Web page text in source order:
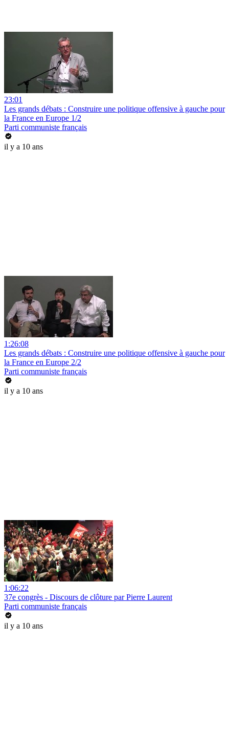
23:01
Les grands débats : Construire une politique offensive à gauche pour
la France en Europe 1/2
Parti communiste français
il y a 10 ans
1:26:08
Les grands débats : Construire une politique offensive à gauche pour
la France en Europe 2/2
Parti communiste français
il y a 10 ans
1:06:22
37e congrès - Discours de clôture par Pierre Laurent
Parti communiste français
il y a 10 ans